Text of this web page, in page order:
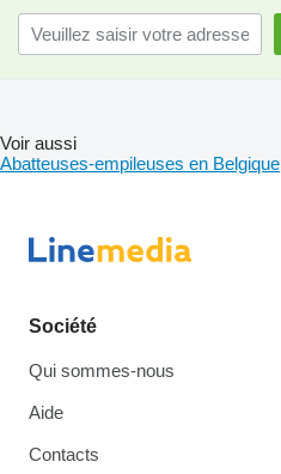
Voir aussi
Abatteuses-empileuses en Belgique
Société
Qui sommes-nous
Aide
Contacts